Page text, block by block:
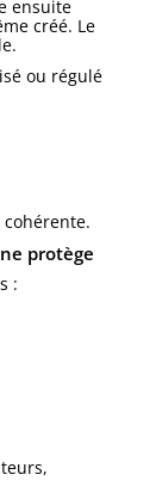
ensuite
créé. Le
ou régulé
protège
: